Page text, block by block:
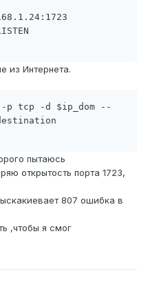
из Интернета.
-p tcp -d $ip_dom --
пытаюсь
открытость порта 1723,
807 ошибка в
,чтобы я смог